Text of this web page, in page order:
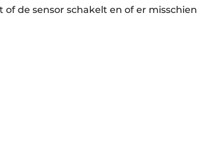
de sensor schakelt en of er misschien